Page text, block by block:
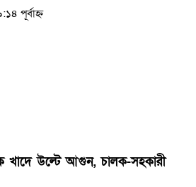
পূর্বাহ্ন
খাদে উল্টে আগুন, চালক-সহকারী